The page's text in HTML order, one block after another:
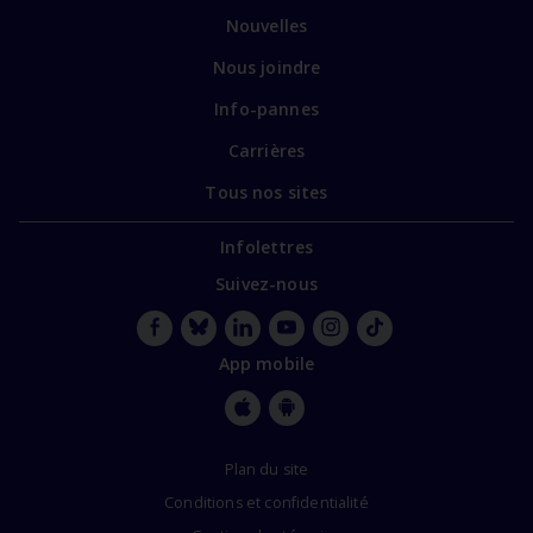
Nouvelles
Nous joindre
Info-pannes
Carrières
Tous nos sites
Infolettres
Suivez-nous
BlueskyLinkedInYouTube
App mobile
StoreStore
Plan du site
Conditions et confidentialité